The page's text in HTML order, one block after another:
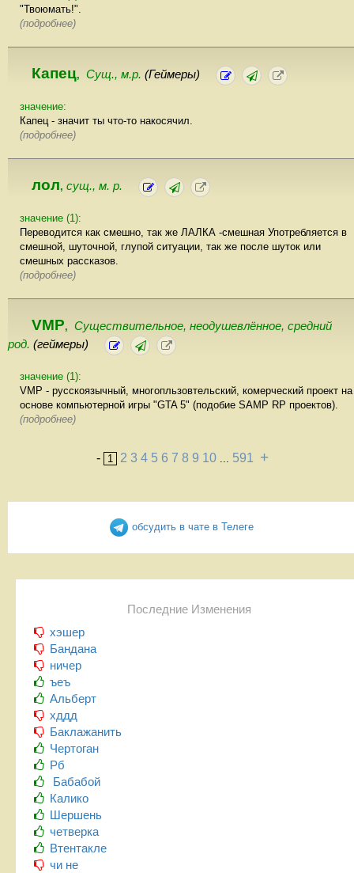
"Твоюмать!".
(подробнее)
Капец, Сущ., м.р. (Геймеры)
значение:
Капец - значит ты что-то накосячил.
(подробнее)
лол, сущ., м. р.
значение (1):
Переводится как смешно, так же ЛАЛКА -смешная Употребляется в
смешной, шуточной, глупой ситуации, так же после шуток или
смешных рассказов.
(подробнее)
VMP, Существительное, неодушевлённое, cредний
род. (геймеры)
значение (1):
VMP - русскоязычный, многопльзовтельский, комерческий проект на
основе компьютерной игры "GTA 5" (подобие SAMP RP проектов).
(подробнее)
- 1 2 3 4 5 6 7 8 9 10 591 +
обсудить в чате в Телеге
Последние Изменения
хэшер
Бандана
ничер
ъеъ
Альберт
хддд
Баклажанить
Чертоган
Рб
Бабабой
Калико
Шершень
четверка
Втентакле
чи не